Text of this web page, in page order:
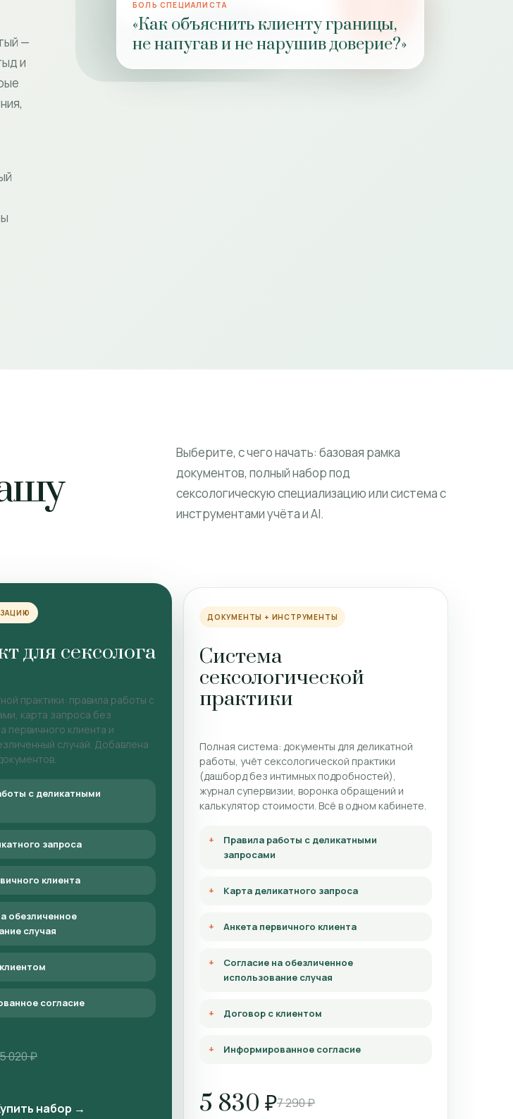
—
и
ПРАКТИКИ
БОЛЬ СПЕЦИАЛИСТА
«Как объяснить клиенту границы,
не напугав и не нарушив доверие?»
Выберите, с чего начать: базовая рамка
документов, полный набор под
сексологическую специализацию или система с
инструментами учёта и AI.
для сексолога
практики: правила работы с
карта запроса без
первичного клиента и
случай. Добавлена
с деликатными
запроса
клиента
обезличенное
случая
согласие
5 020 ₽
набор →
ДОКУМЕНТЫ + ИНСТРУМЕНТЫ
Система
сексологической
практики
Полная система: документы для деликатной
работы, учёт сексологической практики
(дашборд без интимных подробностей),
журнал супервизии, воронка обращений и
калькулятор стоимости. Всё в одном кабинете.
Правила работы с деликатными
запросами
Карта деликатного запроса
Анкета первичного клиента
Согласие на обезличенное
использование случая
Договор с клиентом
Информированное согласие
5 830 ₽7 290 ₽